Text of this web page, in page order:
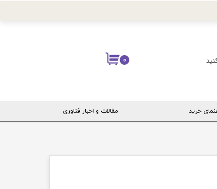
۰
خرید مقالات و اخبار فناوری